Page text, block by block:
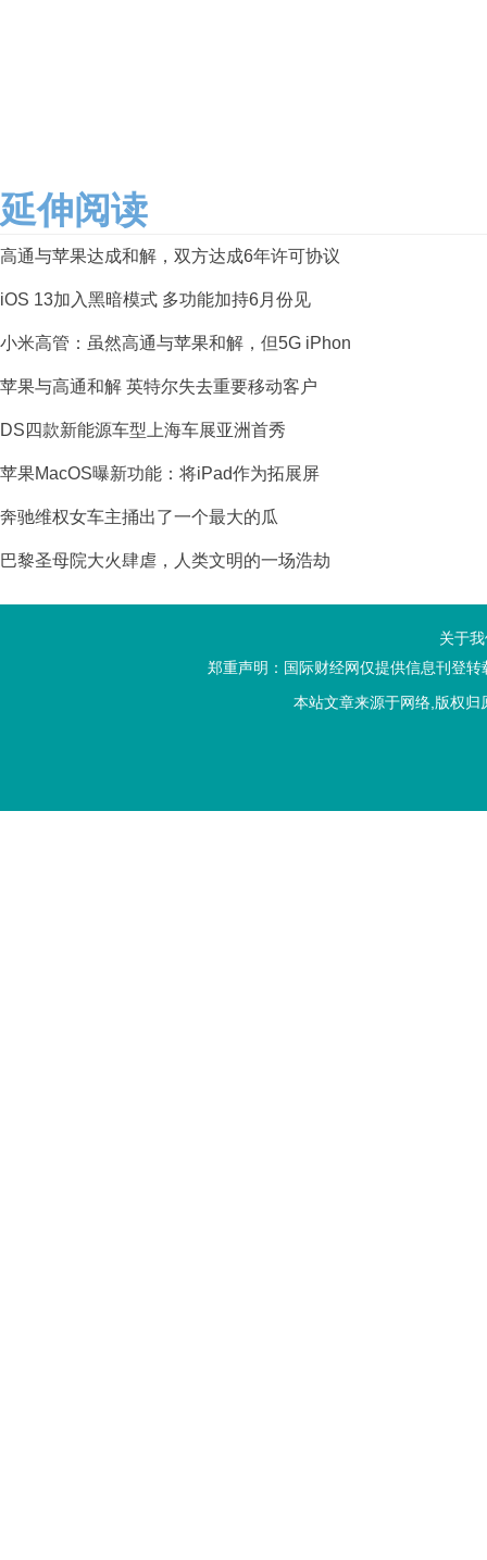
延伸阅读
高通与苹果达成和解，双方达成6年许可协议
iOS 13加入黑暗模式 多功能加持6月份见
小米高管：虽然高通与苹果和解，但5G iPhon
苹果与高通和解 英特尔失去重要移动客户
DS四款新能源车型上海车展亚洲首秀
苹果MacOS曝新功能：将iPad作为拓展屏
奔驰维权女车主捅出了一个最大的瓜
巴黎圣母院大火肆虐，人类文明的一场浩劫
关于
郑重声明：国际财经网仅提供信息刊登
本站文章来源于网络,版权